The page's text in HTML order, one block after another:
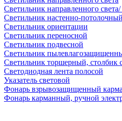
Светильник направленного
Светильник настенно-потолочный
Светильник ориентации
Светильник переносной
Светильник подвесной
Светильник
Светильник торшерный, столбик
Светодиодная лента полосой
Указатель световой
Фонарь взрывозащищенный
Фонарь карманный, ручной